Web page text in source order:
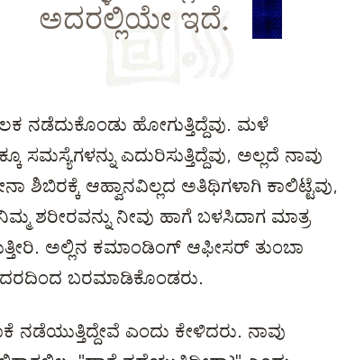
ಅದರಲ್ಲಿಯೇ ಇದೆ.
ನಡೆದುಕೊಂಡು ಹೋಗುತ್ತಿದ್ದೆವು. ಮಳೆ
ಸಮಸ್ಯೆಗಳನ್ನು ಎದುರಿಸುತ್ತಿದ್ದೆವು, ಅಲ್ಲದೆ ನಾವು
ಶಿಬಿರಕ್ಕೆ ಆಹ್ವಾನವಿಲ್ಲದ ಅತಿಥಿಗಳಾಗಿ ಕಾಲಿಟ್ಟೆವು,
ನೀವು ಹಾಗೆ ಬಳಸಿದಾಗ ಮಾತ್ರ
ಅಲ್ಲಿನ ಕಮಾಂಡಿಂಗ್ ಆಫೀಸರ್ ತುಂಬಾ
ಬರಮಾಡಿಕೊಂಡರು.
ಎಂದು ಕೇಳಿದರು. ನಾವು